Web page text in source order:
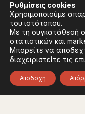
Συχνές Ερωτήσεις
Πολιτική Απορρήτου
Όροι Χρήσης
Πολιτική Cookies
Ακολουθήστε:
Ρυθμίσεις cookies
Χρησιμοποιούμε
του ιστότοπου.
Με τη συγκατάθεσή
στατιστικών και
Μπορείτε να
διαχειριστείτε τις
Αποδοχή